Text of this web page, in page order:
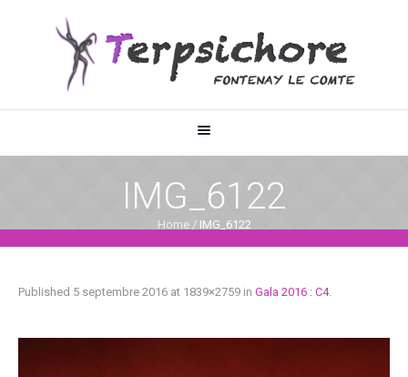
IMG_6122
Home / IMG_6122
Published 5 septembre 2016 at 1839×2759 in Gala 2016 : C4.